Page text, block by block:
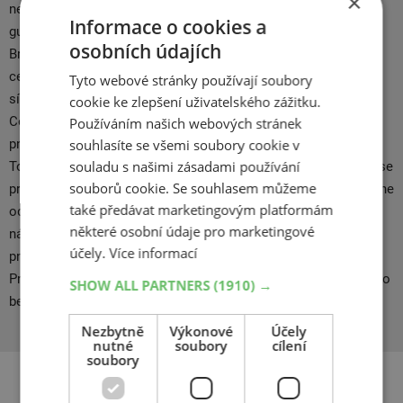
největší společnost na světě pro výrobu pneumatik a
gumárenských produktů. Sídlo společnosti je v Praze.
Bridgestone Europe má zastoupení ve více než 60 zemích s
celkem více než 18 200 zaměstnanci. Bridgestone Europe se
sídlem v Belgii je stoprocentní dceřinou firmou Bridgestone
Corporation, největší společnosti na světě v odvětví výroby
pneumatik a gumárenských produktů na světě, se sídlem v
Tokiu. Prémiové pneumatiky společnosti Bridgestone Europe se
prodávají na celém světě. V České republice působí Bridgestone
od roku 1994 a dodává sem kompletní řadu osobních,
nákladních, motocyklových, zemědělských a stavebních
pneumatik značek Bridgestone, Firestone, Dayton a First Stop.
Prémiové zimní pneumatiky Bridgestone jsou ideální volbou pro
bezpečnou jízdu nástrahami zimy.
Informace o cookies a
osobních údajích
Tyto webové stránky používají soubory
cookie ke zlepšení uživatelského zážitku.
Používáním našich webových stránek
souhlasíte se všemi soubory cookie v
souladu s našimi zásadami používání
souborů cookie. Se souhlasem můžeme
také předávat marketingovým platformám
některé osobní údaje pro marketingové
účely.Více informací
SHOW ALL PARTNERS(1910) →
Nezbytně
nutné
soubory
Výkonové
soubory
Účely
cílení